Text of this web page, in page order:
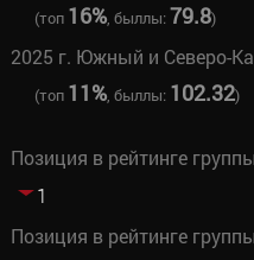
(топ 16%, быллы:79.8)
2025 г. Южный и Северо-
(топ 11%, быллы: 102.32)
Позиция в рейтинге
1
Позиция в рейтинге